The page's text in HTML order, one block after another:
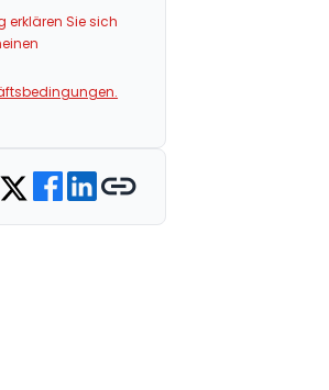
erklären Sie sich
Share on Twitter
Share on Facebook
Share on LinkedIn
Copy link